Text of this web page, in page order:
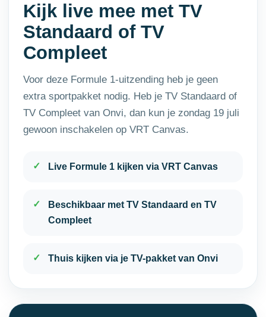
Kijk live mee met TV
Standaard of TV
Compleet
Voor deze Formule 1-uitzending heb je geen
extra sportpakket nodig. Heb je TV Standaard of
TV Compleet van Onvi, dan kun je zondag 19 juli
gewoon inschakelen op VRT Canvas.
Live Formule 1 kijken via VRT Canvas
Beschikbaar met TV Standaard en TV
Compleet
Thuis kijken via je TV-pakket van Onvi